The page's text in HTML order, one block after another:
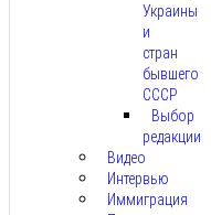
Украины
и
стран
бывшего
СССР
Выбор
редакции
Видео
Интервью
Иммиграция